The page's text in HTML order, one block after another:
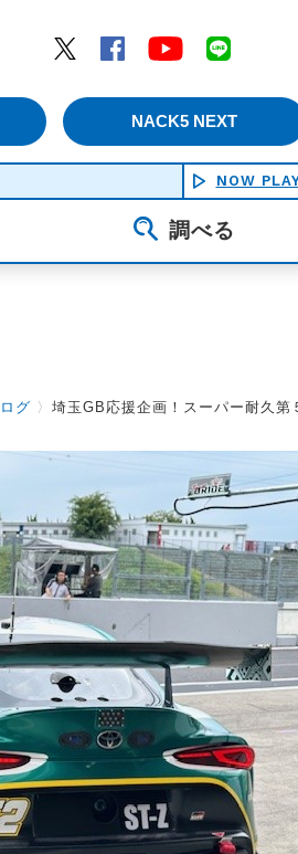
Twitter
Facebook YouTube
NACK5 NEXT
NOW
調べる
グ 〉 埼玉GB応援企画！スーパー耐久第